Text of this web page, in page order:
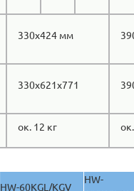
330x424 мм
330х621х771
ок. 12 кг
HW-60KGL/KGV
HW-